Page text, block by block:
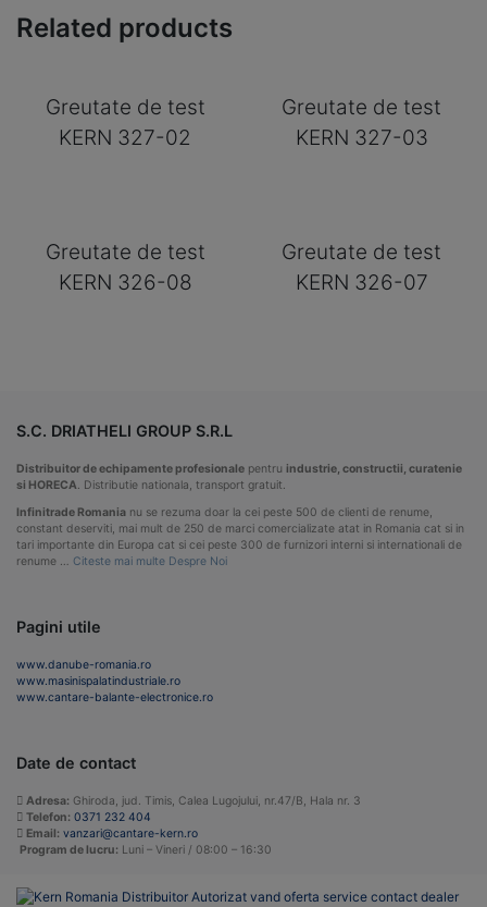
Related products
Greutate de test
KERN 327-02
Greutate de test
KERN 327-03
Greutate de test
KERN 326-08
Greutate de test
KERN 326-07
S.C. DRIATHELI GROUP S.R.L
Distribuitor de echipamente profesionale pentru industrie, constructii, curatenie
si HORECA. Distributie nationala, transport gratuit.
Infinitrade Romania nu se rezuma doar la cei peste 500 de clienti de renume,
constant deserviti, mai mult de 250 de marci comercializate atat in Romania cat si in
tari importante din Europa cat si cei peste 300 de furnizori interni si internationali de
renume … Citeste mai multe Despre Noi
Pagini utile
www.danube-romania.ro
www.masinispalatindustriale.ro
www.cantare-balante-electronice.ro
Date de contact
Adresa: Ghiroda, jud. Timis, Calea Lugojului, nr.47/B, Hala nr. 3
Telefon: 0371 232 404
Email: vanzari@cantare-kern.ro
Program de lucru: Luni – Vineri / 08:00 – 16:30